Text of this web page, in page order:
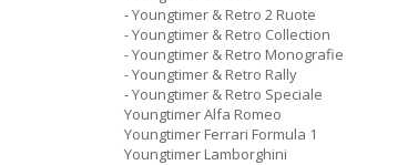
- Youngtimer & Retro 2 Ruote
- Youngtimer & Retro Collection
- Youngtimer & Retro Monografie
- Youngtimer & Retro Rally
- Youngtimer & Retro Speciale
Youngtimer Alfa Romeo
Youngtimer Ferrari Formula 1
Youngtimer Lamborghini